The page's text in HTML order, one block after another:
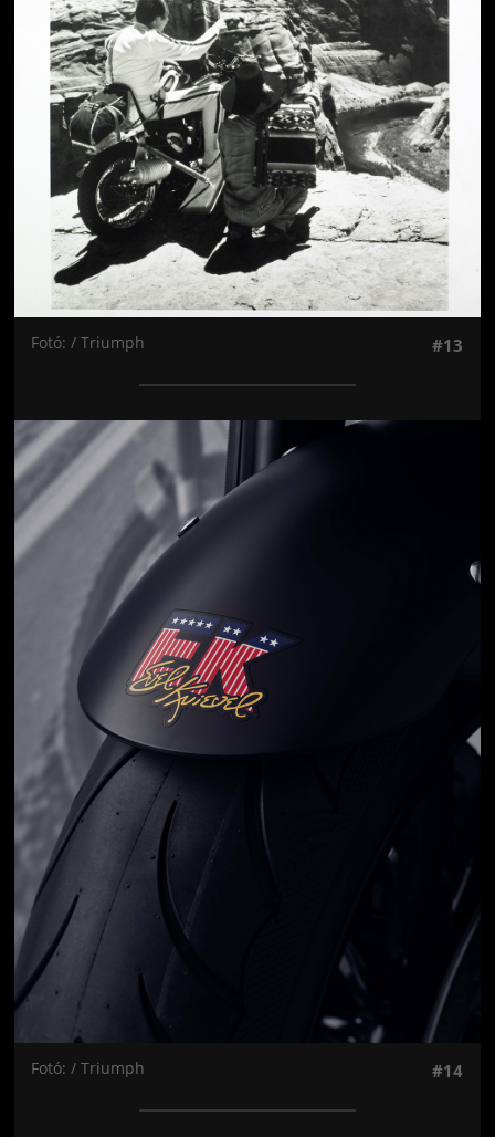
Fotó: / Triumph #13
Jön még kép!
Fotó: / Triumph #14